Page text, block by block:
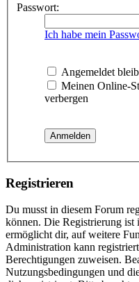
Passwort:
Ich habe mein
Angemeldet
Meinen Online-
verbergen
Registrieren
Du musst in diesem Forum
können. Die Registrierung
ermöglicht dir, auf weitere
Administration kann
Berechtigungen zuweisen.
Nutzungsbedingungen und